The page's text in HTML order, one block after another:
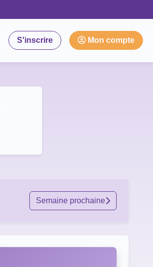
S'inscrire Mon compte
Semaine prochaine